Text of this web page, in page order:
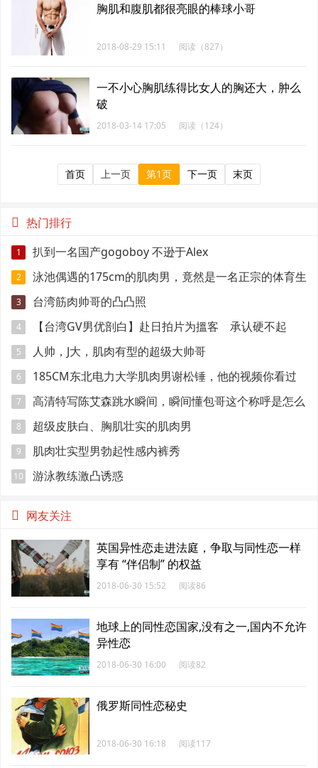
胸肌和腹肌都很亮眼的棒球小哥
2018-08-29 15:11 阅读（827）
一不小心胸肌练得比女人的胸还大，肿么
破
2018-03-14 17:05 阅读（124）
首页 上一页 第1页 下一页 末页
热门排行
1 扒到一名国产gogoboy 不逊于Alex
2 泳池偶遇的175cm的肌肉男，竟然是一名正宗的体育生
3 台湾筋肉帅哥的凸凸照
4
【台湾GV男优剖白】赴日拍片为搵客 承认硬不起
来：但我还有性欲
5 人帅，J大，肌肉有型的超级大帅哥
6
185CM东北电力大学肌肉男谢松锤，他的视频你看过
吗
7
高清特写陈艾森跳水瞬间，瞬间懂包哥这个称呼是怎么
来的
8 超级皮肤白、胸肌壮实的肌肉男
9 肌肉壮实型男勃起性感内裤秀
10 游泳教练激凸诱惑
网友关注
英国异性恋走进法庭，争取与同性恋一样
享有 “伴侣制” 的权益
2018-06-30 15:52 阅读86
地球上的同性恋国家,没有之一,国内不允许
异性恋
2018-06-30 16:00 阅读82
俄罗斯同性恋秘史
2018-06-30 16:18 阅读117